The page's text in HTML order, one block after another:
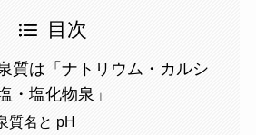
目次
質は「ナトリウム・カルシ
・塩化物泉」
質名と pH